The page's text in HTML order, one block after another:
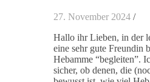
27. November 2024 /
Hallo ihr Lieben, in der
eine sehr gute Freundin
Hebamme “begleiten”.
sicher, ob denen, die